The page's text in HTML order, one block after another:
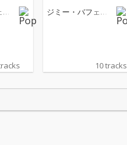
ジミー・バフェッ
10 tracks